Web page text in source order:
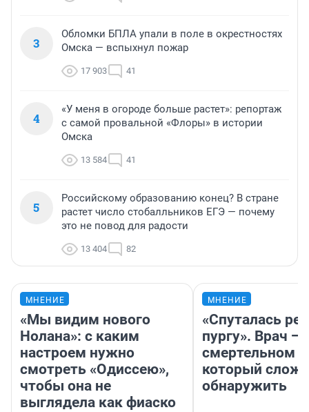
3
Обломки БПЛА упали в поле в окрестностях
Омска — вспыхнул пожар
17 903 41
4
«У меня в огороде больше растет»: репортаж
с самой провальной «Флоры» в истории
Омска
13 584 41
5
Российскому образованию конец? В стране
растет число стобалльников ЕГЭ — почему
это не повод для радости
13 404 82
МНЕНИЕ
«Мы видим нового
Нолана»: с каким
настроем нужно
смотреть «Одиссею»,
чтобы она не
выглядела как фиаско
МНЕНИЕ
«Спуталась
пургу». Врач —
смертельном
который
обнаружить